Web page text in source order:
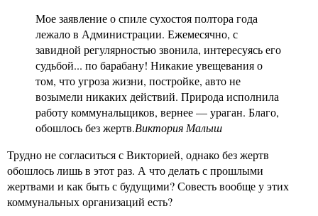
Мое заявление о спиле сухостоя полтора года
лежало в Администрации. Ежемесячно, с
завидной регулярностью звонила, интересуясь его
судьбой... по барабану! Никакие увещевания о
том, что угроза жизни, постройке, авто не
возымели никаких действий. Природа исполнила
работу коммунальщиков, вернее — ураган. Благо,
обошлось без жертв.Виктория Малыш
Трудно не согласиться с Викторией, однако без жертв
обошлось лишь в этот раз. А что делать с прошлыми
жертвами и как быть с будущими? Совесть вообще у этих
коммунальных организаций есть?